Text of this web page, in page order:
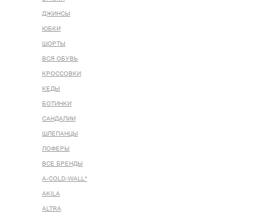
ДЖИНСЫ
ЮБКИ
ШОРТЫ
ВСЯ ОБУВЬ
КРОССОВКИ
КЕДЫ
БОТИНКИ
САНДАЛИИ
ШЛЕПАНЦЫ
ЛОФЕРЫ
ВСЕ БРЕНДЫ
A-COLD-WALL*
AKILA
ALTRA